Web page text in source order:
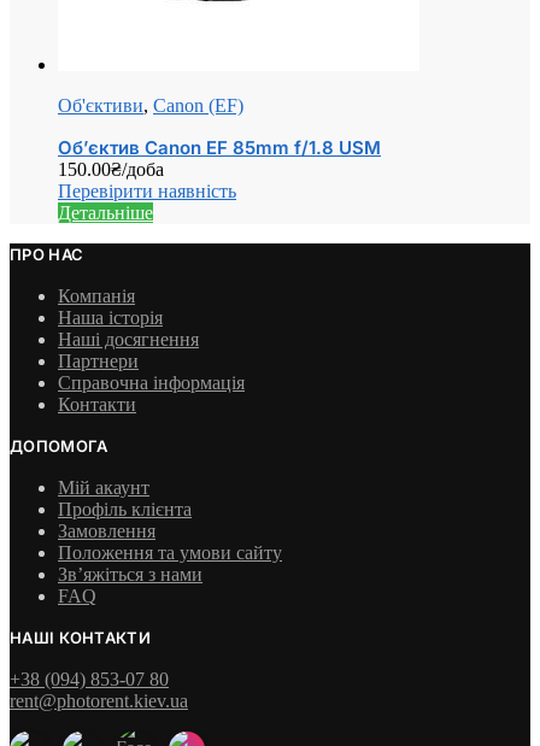
Об'єктиви, Canon (EF)
Об’єктив Canon EF 85mm f/1.8 USM
150.00₴/доба
Перевірити наявність
Детальніше
ПРО НАС
Компанія
Наша історія
Наші досягнення
Партнери
Справочна інформація
Контакти
ДОПОМОГА
Мій акаунт
Профіль клієнта
Замовлення
Положення та умови сайту
Зв’яжіться з нами
FAQ
НАШІ КОНТАКТИ
+38 (094) 853-07 80
rent@photorent.kiev.ua